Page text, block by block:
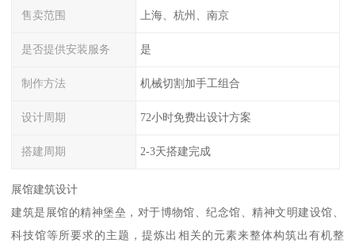
售卖范围 上海、杭州、南京
是否提供安装服务 是
制作方法 机械切割加手工组合
设计周期 72小时免费出设计方案
搭建周期 2-3天搭建完成
展馆建筑设计
建筑是展馆的精神堡垒，对于博物馆、纪念馆、精神文明建设馆、
科技馆等所要求的主题，提炼出相关的元素来整体构筑出有机整